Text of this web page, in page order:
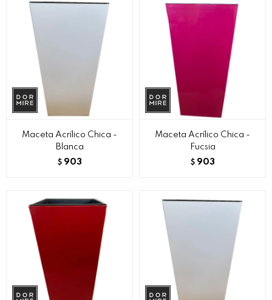
Maceta Acrílico Chica -
Blanca
$ 903
Maceta Acrílico Chica -
Fucsia
$ 903